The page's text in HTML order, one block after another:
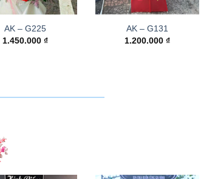
AK – G225
1.450.000₫
AK – G131
1.200.000 ₫